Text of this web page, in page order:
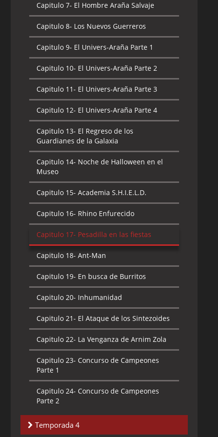
Capitulo 10-Viajes de Estudios
Capitulo 11-Venenoso
Capitulo 12-No Hables Con Extraños
Capitulo 13-Tiempo para mi
Capitulo 14-Asombroso
Capitulo 15-Solo para su ojo
Capitulo 16- Abajo el Escarabajo
Capitulo 17- Dia de Nieve
Capitulo 18-Daños
Capitulo 19-Un Hogar Para Hulk
Capitulo 20-Corre, Cerdo, Corre
Capitulo 21-Soy el Hombre Araña
Capitulo 22-El Pulpo de Hierro
Capitulo 23-No es un Juguete
Capitulo 24-El Ataque del Escarabajo
Capitulo 25-Revelado
Capitulo 26-El Duende Verde al Acecho
Capitulo 10- El Hombre Lobo
Capitulo 11-Enjambre
Capitulo 12- Itsy Bitsy Hombre Araña
Capitulo 13-
La Travesía de Puño de
Hierro
Capitulo 14- El Increible Hulk Araña
Capitulo 15- Deadpool Regresa
Capitulo 16- La Bomba de Venom
Galaxia
Capitulo 18- La Trampa Familiar
Capitulo 19- Stan a mi lado
Capitulo 20- El Juego Acabó
Capitulo 21- Blade
Capitulo 22- Los Comandos Aulladores
Capitulo 23-
Segunda Oportunidad de
Héroe
Capitulo 24- El Regreso del Hombre de
Capitulo 25-
Capitulo 26-
Capitulo 7- El Hombre Araña Salvaje
Capitulo 8- Los Nuevos Guerreros
Capitulo 9- El Univers-Araña Parte 1
Capitulo 10- El Univers-Araña Parte 2
Capitulo 11- El Univers-Araña Parte 3
Capitulo 12- El Univers-Araña Parte 4
Capitulo 13- El Regreso de los
Guardianes de la Galaxia
Capitulo 14- Noche de Halloween en el
Museo
Capitulo 15- Academia S.H.I.E.L.D.
Capitulo 16- Rhino Enfurecido
Capitulo 17- Pesadilla en las fiestas
Capitulo 18- Ant-Man
Capitulo 19- En busca de Burritos
Capitulo 20- Inhumanidad
Capitulo 21- El Ataque de los Sintezoides
Capitulo 22- La Venganza de Arnim Zola
Capitulo 23- Concurso de Campeones
Parte 1
Capitulo 24- Concurso de Campeones
Parte 2
Capitulo 25- Concurso de Campeones
Parte 3
Temporada 4